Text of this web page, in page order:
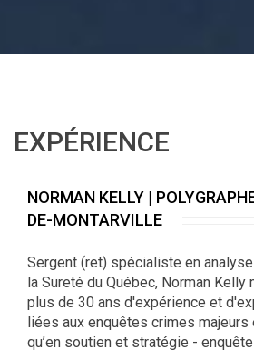
EXPÉRIENCE
NORMAN KELLY |
DE-MONTARVILLE
Sergent (ret) spécialiste en
la Sureté du Québec, Norman
plus de 30 ans d'expérience et
liées aux enquêtes crimes
qu’en soutien et stratégie -